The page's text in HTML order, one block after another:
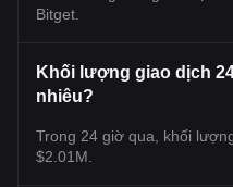
Bitget.
Khối lượng giao dịch
nhiêu?
Trong 24 giờ qua, khối
$2.01M.